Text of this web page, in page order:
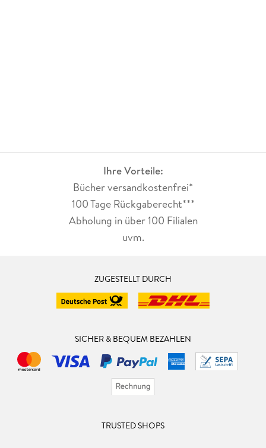
Ihre Vorteile:
Bücher versandkostenfrei*
100 Tage Rückgaberecht***
Abholung in über 100 Filialen
uvm.
ZUGESTELLT DURCH
SICHER & BEQUEM BEZAHLEN
TRUSTED SHOPS